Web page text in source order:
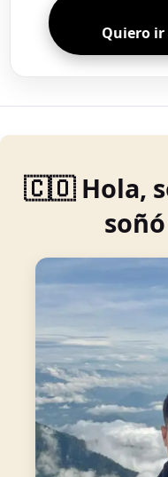
Quiero ir
🇨🇴 Hola,